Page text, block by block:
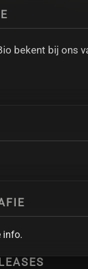
bekent bij ons
info.